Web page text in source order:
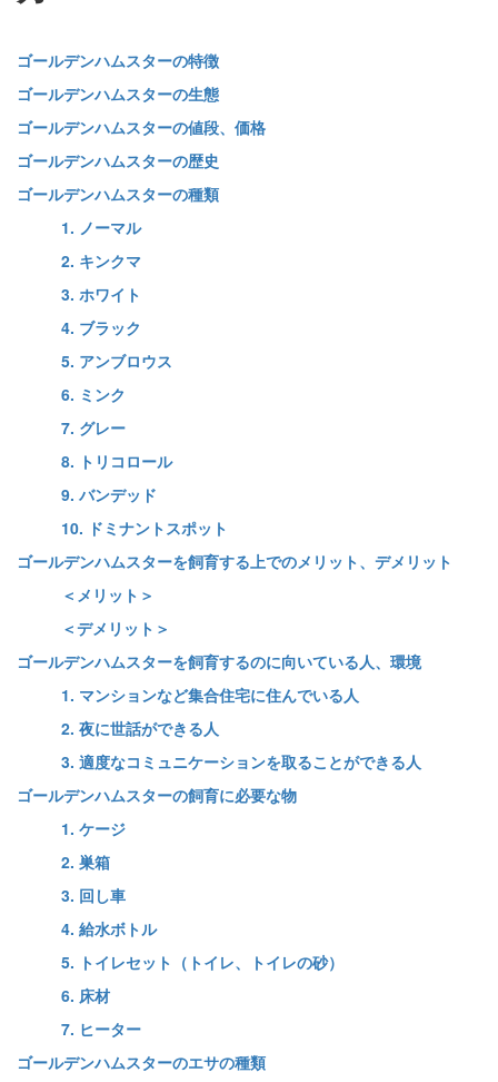
ゴールデンハムスターの特徴
ゴールデンハムスターの生態
ゴールデンハムスターの値段、価格
ゴールデンハムスターの歴史
ゴールデンハムスターの種類
1. ノーマル
2. キンクマ
3. ホワイト
4. ブラック
5. アンブロウス
6. ミンク
7. グレー
8. トリコロール
9. バンデッド
10. ドミナントスポット
ゴールデンハムスターを飼育する上でのメリット、デメリット
＜メリット＞
＜デメリット＞
ゴールデンハムスターを飼育するのに向いている人、環境
1. マンションなど集合住宅に住んでいる人
2. 夜に世話ができる人
3. 適度なコミュニケーションを取ることができる人
ゴールデンハムスターの飼育に必要な物
1. ケージ
2. 巣箱
3. 回し車
4. 給水ボトル
5. トイレセット（トイレ、トイレの砂）
6. 床材
7. ヒーター
ゴールデンハムスターのエサの種類